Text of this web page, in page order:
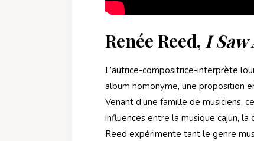
Renée Reed, I Saw
L’autrice-compositrice-interprète
album homonyme, une proposition
Venant d’une famille de musiciens,
influences entre la musique cajun,
Reed expérimente tant le genre